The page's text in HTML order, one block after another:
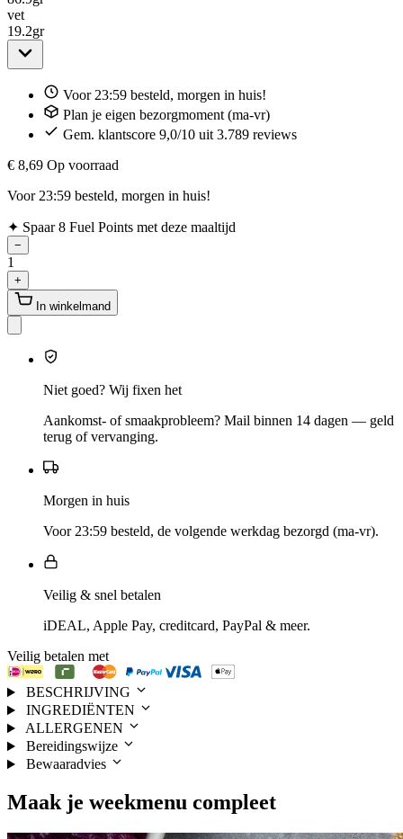
vet
19.2gr
Voor 23:59 besteld, morgen in huis!
Plan je eigen bezorgmoment (ma-vr)
Gem. klantscore 9,0/10 uit 3.789 reviews
€ 8,69 Op voorraad
Voor 23:59 besteld, morgen in huis!
✦ Spaar 8 Fuel Points met deze maaltijd
−
1
+
In winkelmand
Niet goed? Wij fixen het
Aankomst- of smaakprobleem? Mail binnen 14 dagen — geld
terug of vervanging.
Morgen in huis
Voor 23:59 besteld, de volgende werkdag bezorgd (ma-vr).
Veilig & snel betalen
iDEAL, Apple Pay, creditcard, PayPal & meer.
Veilig betalen met
BESCHRIJVING
INGREDIËNTEN
ALLERGENEN
Bereidingswijze
Bewaaradvies
Maak je weekmenu compleet